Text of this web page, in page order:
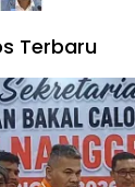
Terbaru